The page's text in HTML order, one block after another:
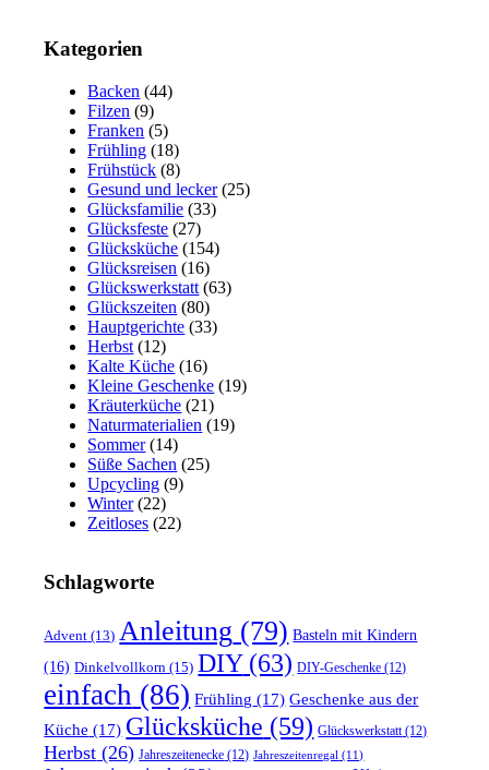
Kategorien
Backen (44)
Filzen (9)
Franken (5)
Frühling (18)
Frühstück (8)
Gesund und lecker(25)
Glücksfamilie (33)
Glücksfeste (27)
Glücksküche (154)
Glücksreisen (16)
Glückswerkstatt (63)
Glückszeiten (80)
Hauptgerichte (33)
Herbst (12)
Kalte Küche (16)
Kleine Geschenke (19)
Kräuterküche (21)
Naturmaterialien (19)
Sommer(14)
Süße Sachen (25)
Upcycling (9)
Winter(22)
Zeitloses (22)
Schlagworte
Advent (13) Anleitung (79) Basteln mit Kindern
(16) Dinkelvollkorn (15) DIY(63) DIY-Geschenke (12)
einfach (86) Frühling (17) Geschenke aus der
Küche (17) Glücksküche (59) Glückswerkstatt(12)
Herbst (26) Jahreszeitenecke (12) Jahreszeitenregal (11)